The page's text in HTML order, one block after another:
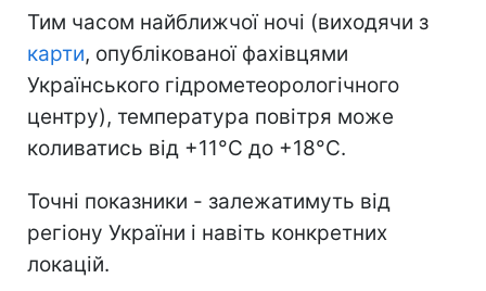
Тим часом найближчої ночі (виходячи з
карти, опублікованої фахівцями
Українського гідрометеорологічного
центру), температура повітря може
коливатись від +11°С до +18°С.
Точні показники - залежатимуть від
регіону України і навіть конкретних
локацій.